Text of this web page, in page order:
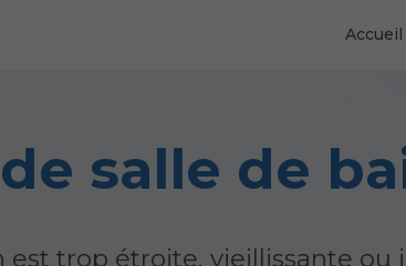
Accueil
salle de
est trop étroite, vieillissante ou